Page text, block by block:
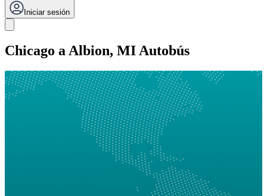
Iniciar sesión
Chicago a Albion, MI Autobús